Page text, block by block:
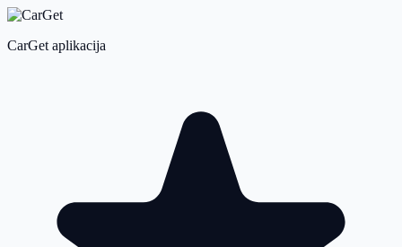
CarGet aplikacija